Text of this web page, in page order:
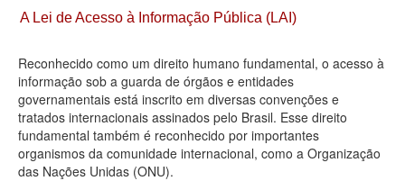
Dados Governamentais Abertos
Planejamento
Catálogo de dados
Processo Legislativo
Deputados Estaduais
A Lei de Acesso à Informação Pública (LAI)
Reconhecido como um direito humano fundamental, o acesso à
informação sob a guarda de órgãos e entidades
governamentais está inscrito em diversas convenções e
tratados internacionais assinados pelo Brasil. Esse direito
fundamental também é reconhecido por importantes
organismos da comunidade internacional, como a Organização
das Nações Unidas (ONU).